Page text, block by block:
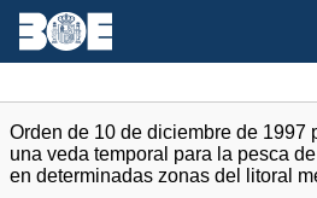
Orden de 10 de diciembre de 1997
una veda temporal para la pesca
en determinadas zonas del litoral